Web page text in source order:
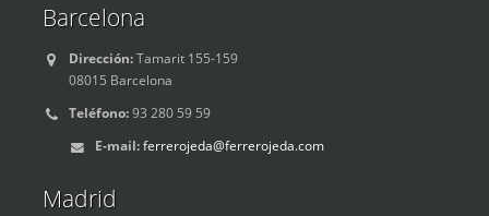
Barcelona
Dirección:Tamarit 155-159
08015 Barcelona
Teléfono:93 280 59 59
E-mail:ferrerojeda@ferrerojeda.com
Madrid